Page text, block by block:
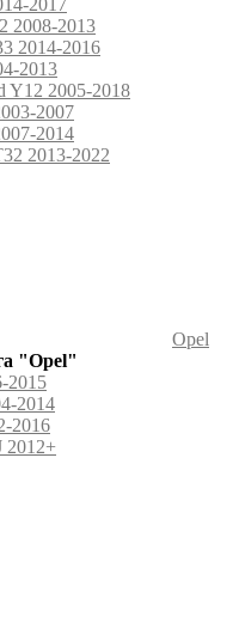
2017
2008-2013
2014-2016
2013
Y12 2005-2018
2007
2014
2013-2022
Opel
"Opel"
2015
2014
2016
2012+